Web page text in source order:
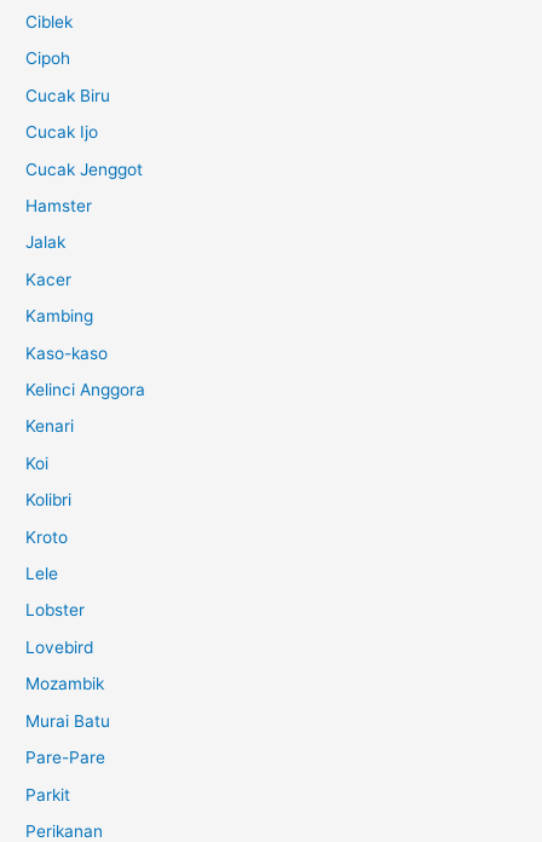
Ciblek
Cipoh
Cucak Biru
Cucak Ijo
Cucak Jenggot
Hamster
Jalak
Kacer
Kambing
Kaso-kaso
Kelinci Anggora
Kenari
Koi
Kolibri
Kroto
Lele
Lobster
Lovebird
Mozambik
Murai Batu
Pare-Pare
Parkit
Perikanan